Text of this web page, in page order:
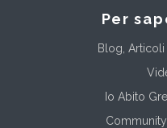
Per
Blog,
Io Abito